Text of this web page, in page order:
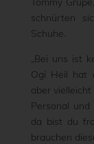
schnürten
Schuhe.
„Bei uns ist
Ogi Heil hat
aber
Personal
da bist du
brauchen